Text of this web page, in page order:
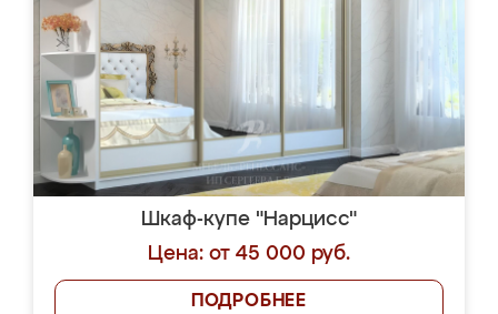
Шкаф-купе "Нарцисс"
Цена: от 45 000 руб.
ПОДРОБНЕЕ